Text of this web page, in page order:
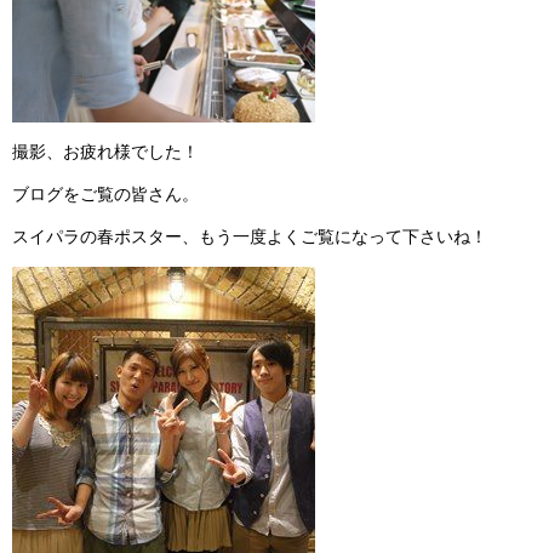
撮影、お疲れ様でした！
ブログをご覧の皆さん。
スイパラの春ポスター、もう一度よくご覧になって下さいね！